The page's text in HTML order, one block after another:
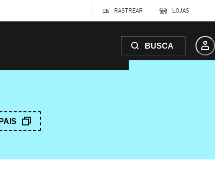
RASTREAR LOJAS
BUSCA
PAIS